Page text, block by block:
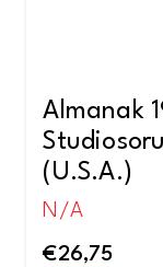
Almanak
(U.S.A.)
N/A
€26,75